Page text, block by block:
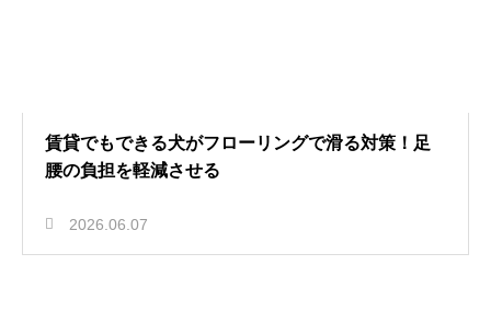
賃貸でもできる犬がフローリングで滑る対策！足
腰の負担を軽減させる
2026.06.07